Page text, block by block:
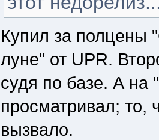
Купил за полцены
луне" от UPR.
судя по базе. А на
просматривал; то,
вызвало.